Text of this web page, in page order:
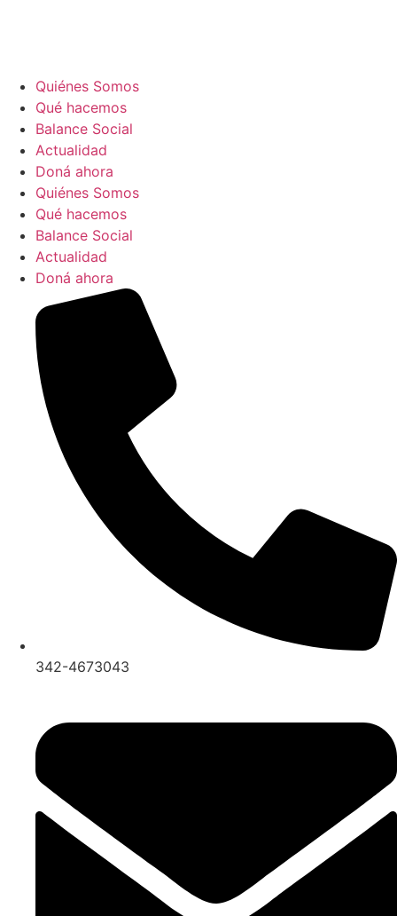
Quiénes Somos
Qué hacemos
Balance Social
Actualidad
Doná ahora
Quiénes Somos
Qué hacemos
Balance Social
Actualidad
Doná ahora
342-4673043